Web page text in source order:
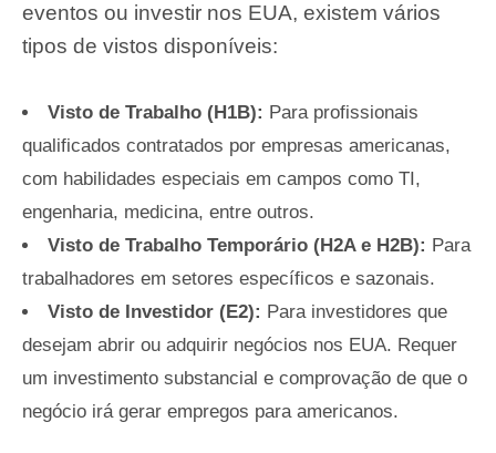
eventos ou investir nos EUA, existem vários
tipos de vistos disponíveis:
Visto de Trabalho (H1B): Para profissionais
qualificados contratados por empresas americanas,
com habilidades especiais em campos como TI,
engenharia, medicina, entre outros.
Visto de Trabalho Temporário (H2A e H2B): Para
trabalhadores em setores específicos e sazonais.
Visto de Investidor (E2): Para investidores que
desejam abrir ou adquirir negócios nos EUA. Requer
um investimento substancial e comprovação de que o
negócio irá gerar empregos para americanos.